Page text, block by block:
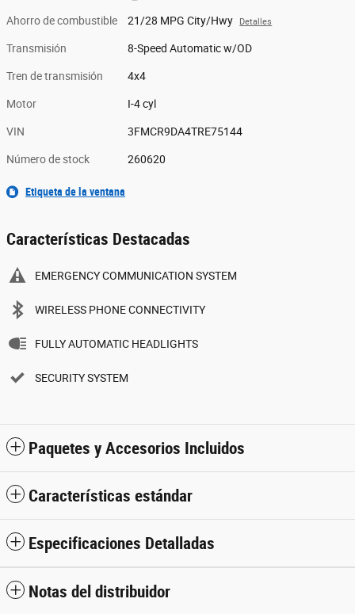
Ahorro de combustible 21/28 MPG City/Hwy Detalles
Transmisión 8-Speed Automatic w/OD
Tren de transmisión 4x4
Motor I-4 cyl
VIN 3FMCR9DA4TRE75144
Número de stock 260620
Etiqueta de la ventana
Características Destacadas
EMERGENCY COMMUNICATION SYSTEM
WIRELESS PHONE CONNECTIVITY
FULLY AUTOMATIC HEADLIGHTS
SECURITY SYSTEM
Paquetes y Accesorios Incluidos
Características estándar
Especificaciones Detalladas
Notas del distribuidor